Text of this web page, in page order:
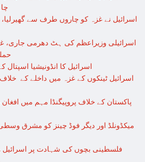
اسرائیلی وزیراعظم کی ہٹ دھرمی جاری،
اسرائیل کا انڈونیشیا اسپتال
اسرائیل ٹینکوں کے غزہ میں داخلے کے
پاکستان کے خلاف پروپیگنڈا مہم میں
میکڈونلڈ اور دیگر فوڈ چینز کو مشرق وسطی
فلسطینی بچوں کی شہادت پر اسرائیل و